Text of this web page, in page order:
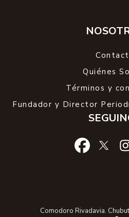
Quiénes
Términos y
Fundador y Director
Comodoro Rivadavia.